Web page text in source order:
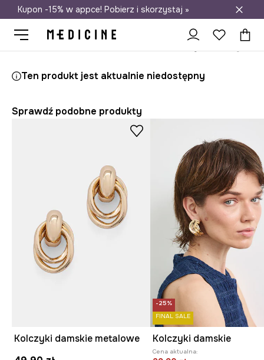
Darmowa dostawa do salonów
Kupon -15% w appce! Pobierz i skorzystaj »
Ten produkt jest aktualnie niedostępny
Sprawdź podobne produkty
Kolczyki damskie metalowe
-25%
FINAL SALE
Kolczyki damskie
Cena aktualna: